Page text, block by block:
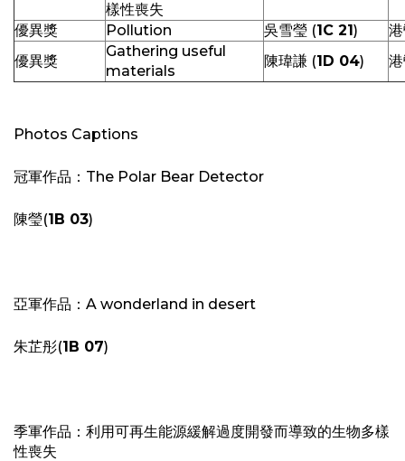
樣性喪失
優異獎 Pollution 吳雪瑩 (1C 21 )
優異獎
Gathering useful
materials
陳瑋謙 (1D 04)
Photos Captions
冠軍作品：The Polar Bear Detector
陳瑩(1B 03)
亞軍作品：A wonderland in desert
朱芷彤(1B 07)
季軍作品：利用可再生能源緩解過度開發而導致的生物多樣
性喪失